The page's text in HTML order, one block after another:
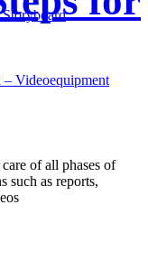
Videoequipment
of all phases of
such as reports,